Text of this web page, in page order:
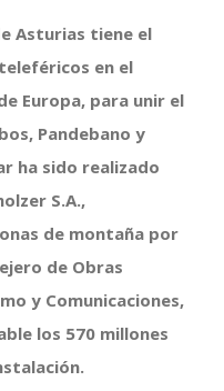
Asturias tiene el
en el
Europa, para unir el
Pandebano y
ha sido realizado
S.A.,
de montaña por
de Obras
y Comunicaciones,
los 570 millones